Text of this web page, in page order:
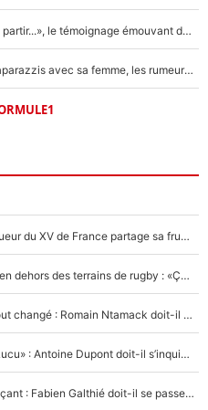
F1 : « Je lui ai fait un câlin, puis j’ai dû partir...», le témoignage émouvant de Max Verstappen sur sa fille
F1 : Charles Leclerc surpris par les paparazzis avec sa femme, les rumeurs étaient vraies !
Mis de côté par Fabien Galthié, un joueur du XV de France partage sa frustration : «ils ne me l’ont pas dit tout de suite»
La raison d'être de Matthieu Jalibert en dehors des terrains de rugby : «Ça m'atteint autant que si tu touches à un membre de ma famille»
XV de France - Matthieu Jalibert a tout changé : Romain Ntamack doit-il s’inquiéter pour sa place à un an de la Coupe du monde ?
«Le XV de France est meilleur avec Lucu» : Antoine Dupont doit-il s’inquiéter pour sa place ?
Le XV de France a trouvé son remplaçant : Fabien Galthié doit-il se passer d'Antoine Dupont ?